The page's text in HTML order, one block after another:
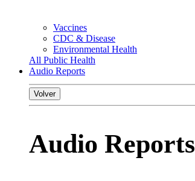
Vaccines
CDC & Disease
Environmental Health
All Public Health
Audio Reports
Volver
Audio Reports